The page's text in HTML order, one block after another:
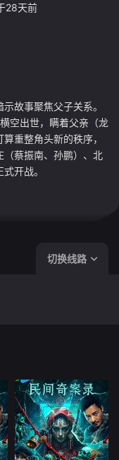
28天前
故事聚焦父子关系。
空出世，瞒着父亲（龙
重整角头新的秩序，
（蔡振南、孙鹏）、北
开战。
切换线路